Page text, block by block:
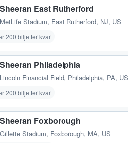
East Rutherford
MetLife Stadium, East Rutherford, NJ, US
200 biljetter kvar
Philadelphia
Lincoln Financial Field, Philadelphia, PA, US
200 biljetter kvar
Foxborough
Gillette Stadium, Foxborough, MA, US